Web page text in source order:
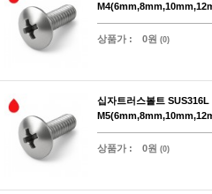
상품가 : 0원 (0)
십자트러스볼트 SUS316L
상품가 : 0원 (0)